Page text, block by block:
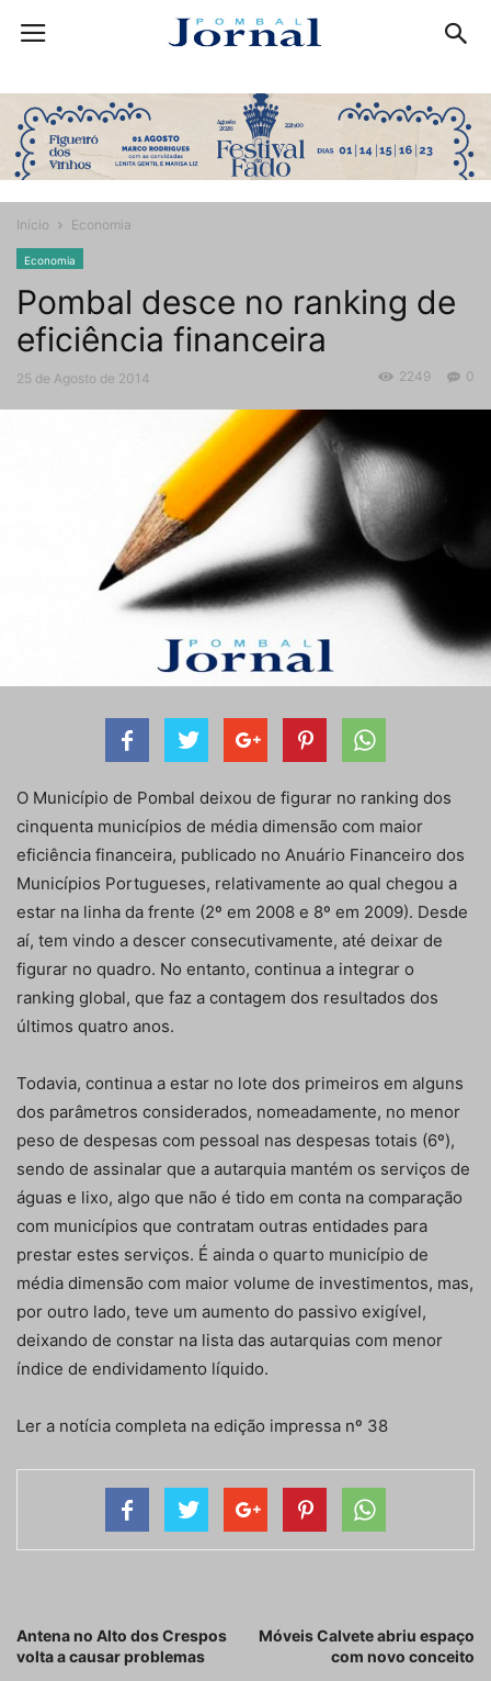
Início Economia
Economia
Pombal desce no ranking de
eficiência financeira
25 de Agosto de 2014 0
2249
O Município de Pombal deixou de figurar no ranking dos
cinquenta municípios de média dimensão com maior
eficiência financeira, publicado no Anuário Financeiro dos
Municípios Portugueses, relativamente ao qual chegou a
estar na linha da frente (2º em 2008 e 8º em 2009). Desde
aí, tem vindo a descer consecutivamente, até deixar de
figurar no quadro. No entanto, continua a integrar o
ranking global, que faz a contagem dos resultados dos
últimos quatro anos.
Todavia, continua a estar no lote dos primeiros em alguns
dos parâmetros considerados, nomeadamente, no menor
peso de despesas com pessoal nas despesas totais (6º),
sendo de assinalar que a autarquia mantém os serviços de
águas e lixo, algo que não é tido em conta na comparação
com municípios que contratam outras entidades para
prestar estes serviços. É ainda o quarto município de
média dimensão com maior volume de investimentos, mas,
por outro lado, teve um aumento do passivo exigível,
deixando de constar na lista das autarquias com menor
índice de endividamento líquido.
Ler a notícia completa na edição impressa nº 38
Antena no Alto dos Crespos
volta a causar problemas
Móveis Calvete abriu espaço
com novo conceito